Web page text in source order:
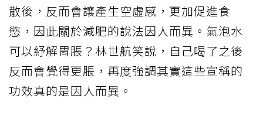
散後，反而會讓產生空虛感，更加促進食
慾，因此關於減肥的說法因人而異。氣泡水
可以紓解胃脹？林世航笑說，自己喝了之後
反而會覺得更脹，再度強調其實這些宣稱的
功效真的是因人而異。